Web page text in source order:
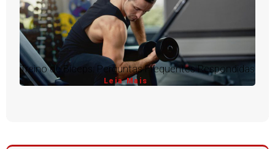
Treino de Bíceps: Perguntas Frequentes Respondidas
Leia Mais